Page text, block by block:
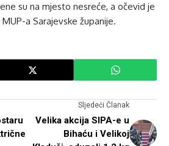
su na mjesto nesreće, a očevid je
a Sarajevske županije.
Sljedeći Članak
Velika akcija SIPA-e u
Bihaću i Velikoj